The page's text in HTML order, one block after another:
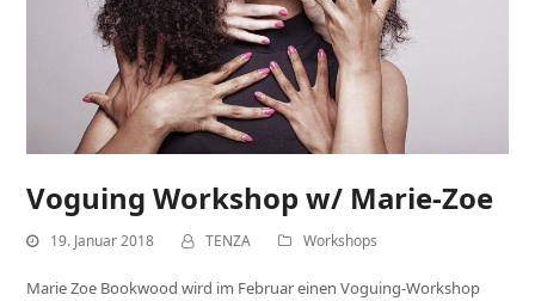
Voguing Workshop w/ Marie-Zoe
19. Januar 2018 TENZA Workshops
Marie Zoe Bookwood wird im Februar einen Voguing-Workshop